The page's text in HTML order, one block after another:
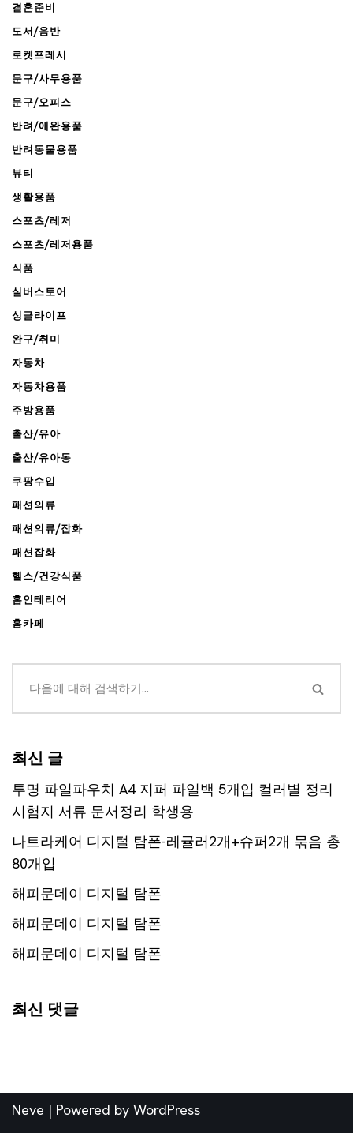
결혼준비
도서/음반
로켓프레시
문구/사무용품
문구/오피스
반려/애완용품
반려동물용품
뷰티
생활용품
스포츠/레저
스포츠/레저용품
식품
실버스토어
싱글라이프
완구/취미
자동차
자동차용품
주방용품
출산/유아
출산/유아동
쿠팡수입
패션의류
패션의류/잡화
패션잡화
헬스/건강식품
홈인테리어
홈카페
최신 글
투명 파일파우치 A4 지퍼 파일백 5개입 컬러별 정리
시험지 서류 문서정리 학생용
나트라케어 디지털 탐폰-레귤러2개+슈퍼2개 묶음 총
80개입
해피문데이 디지털 탐폰
해피문데이 디지털 탐폰
해피문데이 디지털 탐폰
최신 댓글
Neve | Powered by WordPress